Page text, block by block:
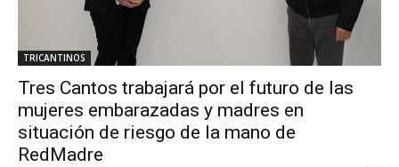
TRICANTINOS
Tres Cantos trabajará por el futuro de las
mujeres embarazadas y madres en
situación de riesgo de la mano de
RedMadre